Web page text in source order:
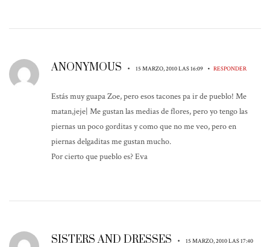
ANONYMOUS • 15 MARZO, 2010 LAS 16:09 • RESPONDER
Estás muy guapa Zoe, pero esos tacones pa ir de pueblo! Me
matan,jeje| Me gustan las medias de flores, pero yo tengo las
piernas un poco gorditas y como que no me veo, pero en
piernas delgaditas me gustan mucho.
Por cierto que pueblo es? Eva
SISTERS AND DRESSES • 15 MARZO, 2010 LAS 17:40